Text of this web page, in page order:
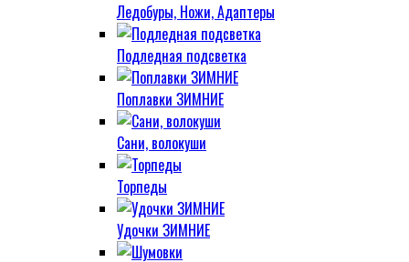
Ледобуры, Ножи, Адаптеры
Подледная подсветка
Поплавки ЗИМНИЕ
Сани, волокуши
Торпеды
Удочки ЗИМНИЕ